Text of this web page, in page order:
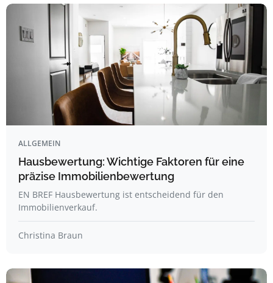
ALLGEMEIN
Hausbewertung: Wichtige Faktoren für eine
präzise Immobilienbewertung
EN BREF Hausbewertung ist entscheidend für den
Immobilienverkauf.
Christina Braun